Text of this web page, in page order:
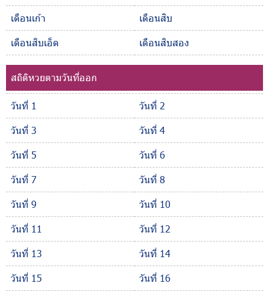
เดือนเก้า
เดือนสิบ
เดือนสิบเอ็ด
เดือนสิบสอง
สถิติหวยตามวันที่ออก
วันที่ 1
วันที่ 2
วันที่ 3
วันที่ 4
วันที่ 5
วันที่ 6
วันที่ 7
วันที่ 8
วันที่ 9
วันที่ 10
วันที่ 11
วันที่ 12
วันที่ 13
วันที่ 14
วันที่ 15
วันที่ 16